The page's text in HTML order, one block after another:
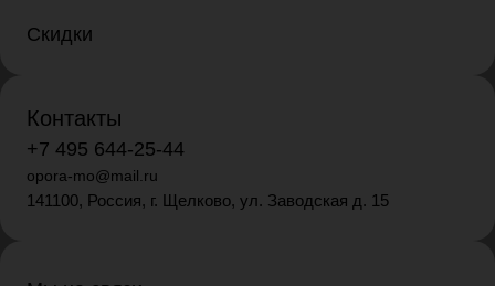
Скидки
Контакты
+7 495 644-25-44
opora-mo@mail.ru
141100, Россия, г. Щелково, ул. Заводская д. 15